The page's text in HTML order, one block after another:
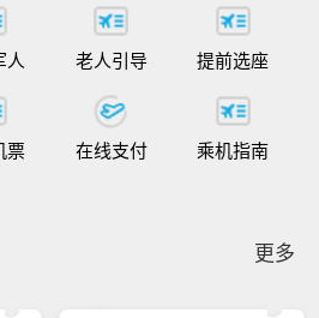
人 老人引导 提前选座
票 在线支付 乘机指南
更多